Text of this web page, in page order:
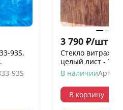
93S,
93S
3 790 ₽/шт.
Стекло
целый лист - 78
В наличии
В корзину